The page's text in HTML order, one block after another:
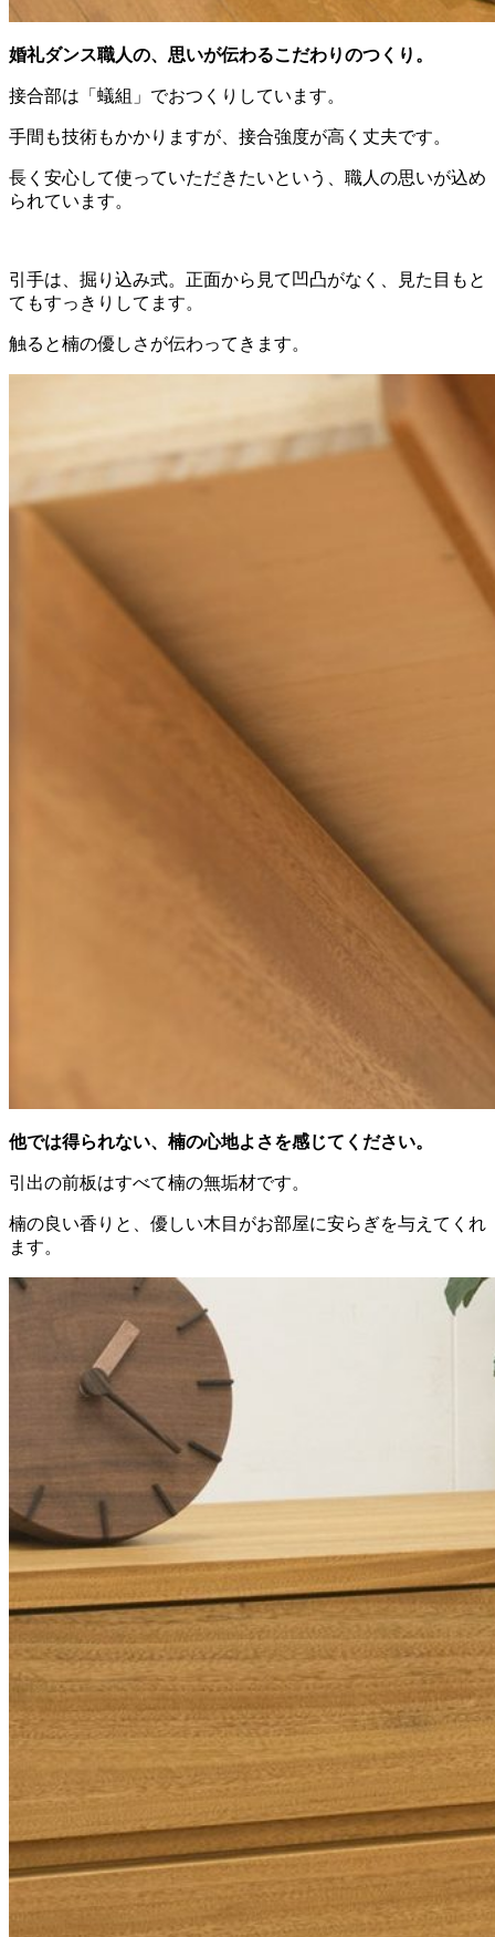
婚礼ダンス職人の、思いが伝わるこだわりのつくり。
接合部は「蟻組」でおつくりしています。
手間も技術もかかりますが、接合強度が高く丈夫です。
長く安心して使っていただきたいという、職人の思いが込め
られています。
引手は、掘り込み式。正面から見て凹凸がなく、見た目もと
てもすっきりしてます。
触ると楠の優しさが伝わってきます。
他では得られない、楠の心地よさを感じてください。
引出の前板はすべて楠の無垢材です。
楠の良い香りと、優しい木目がお部屋に安らぎを与えてくれ
ます。